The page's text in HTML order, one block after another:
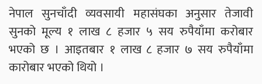
नेपाल सुनचाँदी व्यवसायी महासंघका अनुसार तेजावी
सुनको मूल्य १ लाख ८ हजार ५ सय रुपैयाँमा करोबार
भएको छ । आइतबार १ लाख ८ हजार ७ सय रुपैयाँमा
कारोबार भएको थियो ।